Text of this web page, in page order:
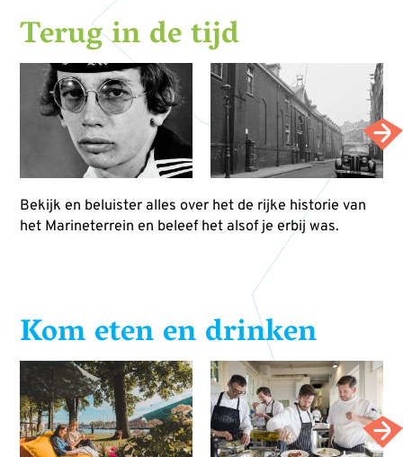
Terug in de tijd
Bekijk en beluister alles over het de rijke historie van
het Marineterrein en beleef het alsof je erbij was.
Kom eten en drinken